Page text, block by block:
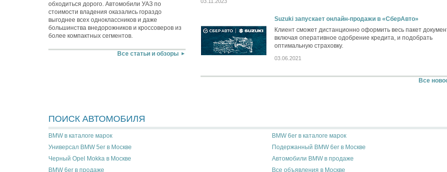
обходиться дорого. Автомобили УАЗ по
стоимости владения оказались гораздо
выгоднее всех одноклассников и даже
большинства внедорожников и кроссоверов из
более компактных сегментов.
Все статьи и обзоры
Suzuki запускает онлайн-продажи в «СберАвто»
Клиент сможет дистанционно оформить весь пакет
включая оперативное одобрение кредита, и подобрать
оптимальную страховку.
03.06.2021
Все
ПОИСК АВТОМОБИЛЯ
BMW в каталоге марок
BMW 6er в каталоге марок
Универсал BMW 5er в Москве
Подержанный BMW 6er в Москве
Черный Opel Mokka в Москве
Автомобили BMW в продаже
BMW 6er в продаже
Все объявления в Москве